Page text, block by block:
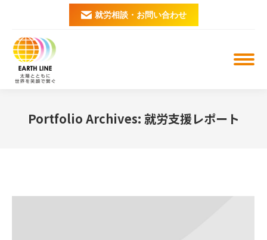
就労相談・お問い合わせ
Portfolio Archives: 就労支援レポート